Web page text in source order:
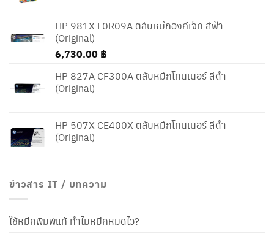
HP 981X L0R09A ตลับหมึกอิงค์เจ็ท สีฟ้า
(Original)
6,730.00 ฿
HP 827A CF300A ตลับหมึกโทนเนอร์ สีดำ
(Original)
HP 507X CE400X ตลับหมึกโทนเนอร์ สีดำ
(Original)
ข่าวสาร IT / บทความ
ใช้หมึกพิมพ์แท้ ทำไมหมึกหมดไว?